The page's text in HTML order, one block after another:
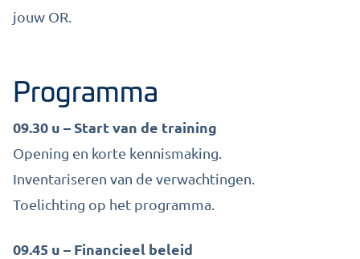
jouw OR.
Programma
09.30 u – Start van de training
Opening en korte kennismaking.
Inventariseren van de verwachtingen.
Toelichting op het programma.
09.45 u – Financieel beleid